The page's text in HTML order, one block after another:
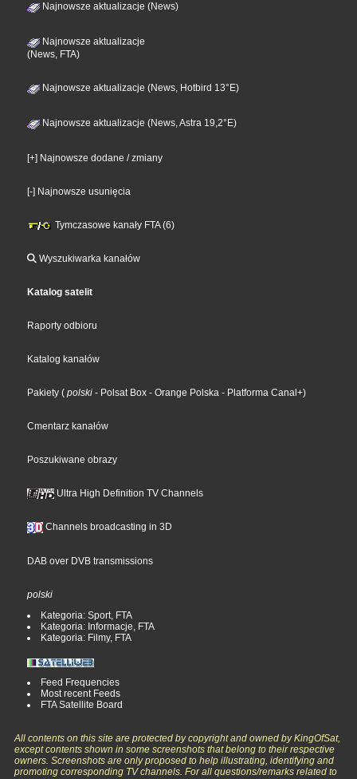
Najnowsze aktualizacje (News)
Najnowsze aktualizacje
(News, FTA)
Najnowsze aktualizacje (News, Hotbird 13°E)
Najnowsze aktualizacje (News, Astra 19,2°E)
[+] Najnowsze dodane / zmiany
[-] Najnowsze usunięcia
Tymczasowe kanały FTA (6)
Wyszukiwarka kanałów
Katalog satelit
Raporty odbioru
Katalog kanałów
Pakiety ( polski - Polsat Box - Orange Polska - Platforma Canal+)
Cmentarz kanałów
Poszukiwane obrazy
Ultra High Definition TV Channels
Channels broadcasting in 3D
DAB over DVB transmissions
polski
Kategoria: Sport, FTA
Kategoria: Informacje, FTA
Kategoria: Filmy, FTA
Feed Frequencies
Most recent Feeds
FTA Satellite Board
All contents on this site are protected by copyright and owned by KingOfSat,
except contents shown in some screenshots that belong to their respective
owners. Screenshots are only proposed to help illustrating, identifying and
promoting corresponding TV channels. For all questions/remarks related to